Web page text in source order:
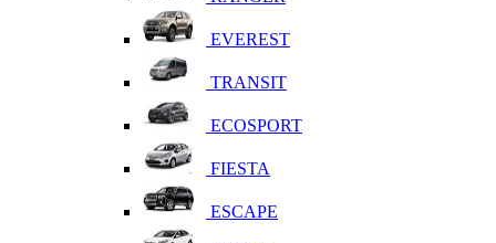
EVEREST
TRANSIT
ECOSPORT
FIESTA
ESCAPE